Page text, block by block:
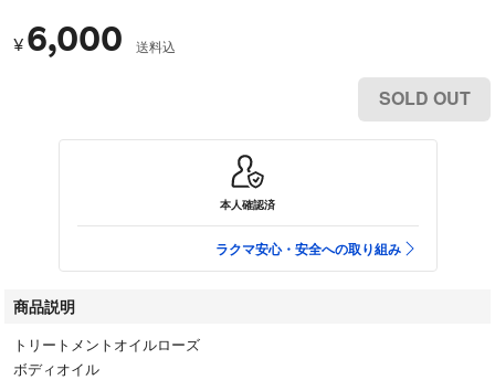
¥ 6,000 送料込
SOLD OUT
本人確認済
ラクマ安心・安全への取り組み
商品説明
トリートメントオイルローズ
ボディオイル